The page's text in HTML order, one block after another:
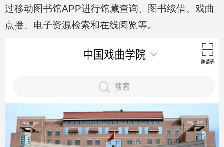
过移动图书馆APP进行馆藏查询、图书续借、戏曲
点播、电子资源检索和在线阅览等。